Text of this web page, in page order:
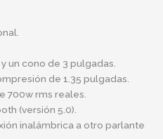
un cono de 3 pulgadas.
de 1.35 pulgadas.
700w rms reales.
(versión 5.0).
inalámbrica a otro parlante